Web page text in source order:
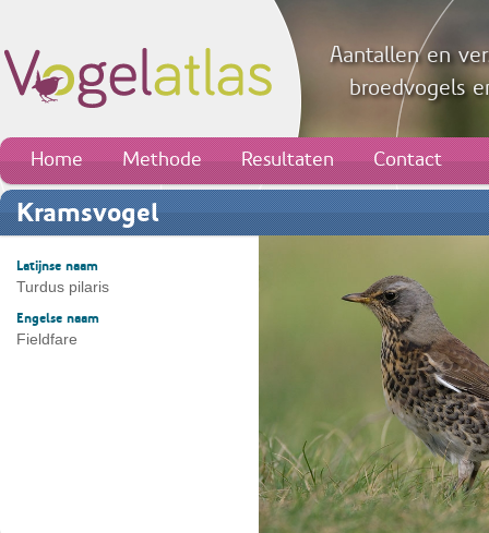
Aantallen en
broedvogels
Home Methode Resultaten Contact
Kramsvogel
Latijnse naam
Turdus pilaris
Engelse naam
Fieldfare